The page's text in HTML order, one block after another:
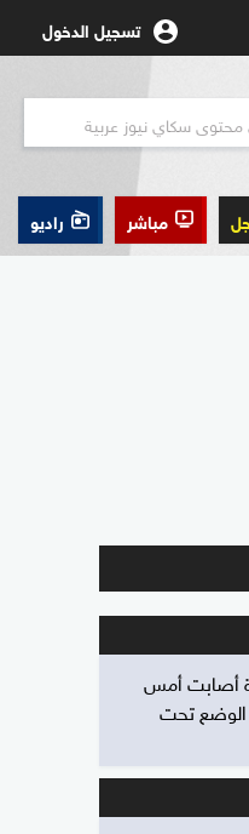
تسجيل الدخول
مباشر راديو
أصابت أمس
الوضع تحت